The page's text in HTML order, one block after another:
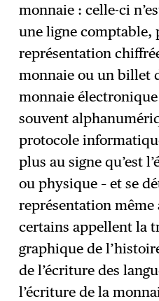
monnaie : celle-ci
une ligne comptable,
représentation
monnaie ou un billet
monnaie
souvent
protocole
plus au signe qu’est
ou physique – et se
représentation même
certains appellent la
graphique de
de l’écriture des
l’écriture de la